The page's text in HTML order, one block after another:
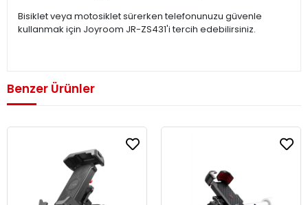
Bisiklet veya motosiklet sürerken telefonunuzu güvenle
kullanmak için Joyroom JR-ZS431'i tercih edebilirsiniz.
Benzer Ürünler